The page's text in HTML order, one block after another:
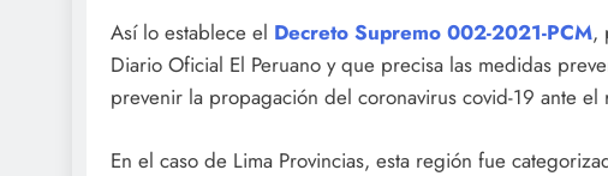
Así lo establece el Decreto Supremo 002-2021-PCM,
Diario Oficial El Peruano y que precisa las medidas
prevenir la propagación del coronavirus covid-19 ante
En el caso de Lima Provincias, esta región fue